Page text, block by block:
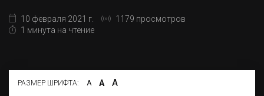
10 февраля 2021 г.
1179 просмотров
1 минута на чтение
РАЗМЕР ШРИФТА: А А А